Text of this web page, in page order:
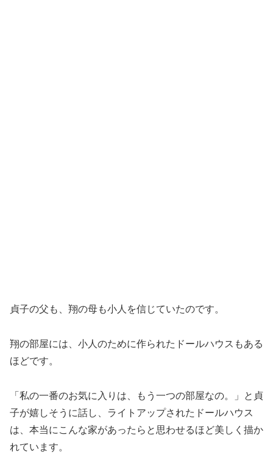
貞子の父も、翔の母も小人を信じていたのです。
翔の部屋には、小人のために作られたドールハウスもある
ほどです。
「私の一番のお気に入りは、もう一つの部屋なの。」と貞
子が嬉しそうに話し、ライトアップされたドールハウス
は、本当にこんな家があったらと思わせるほど美しく描か
れています。